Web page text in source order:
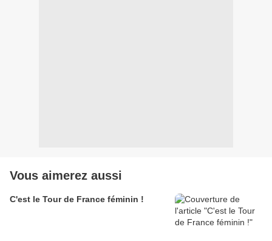
Vous aimerez aussi
C'est le Tour de France féminin !